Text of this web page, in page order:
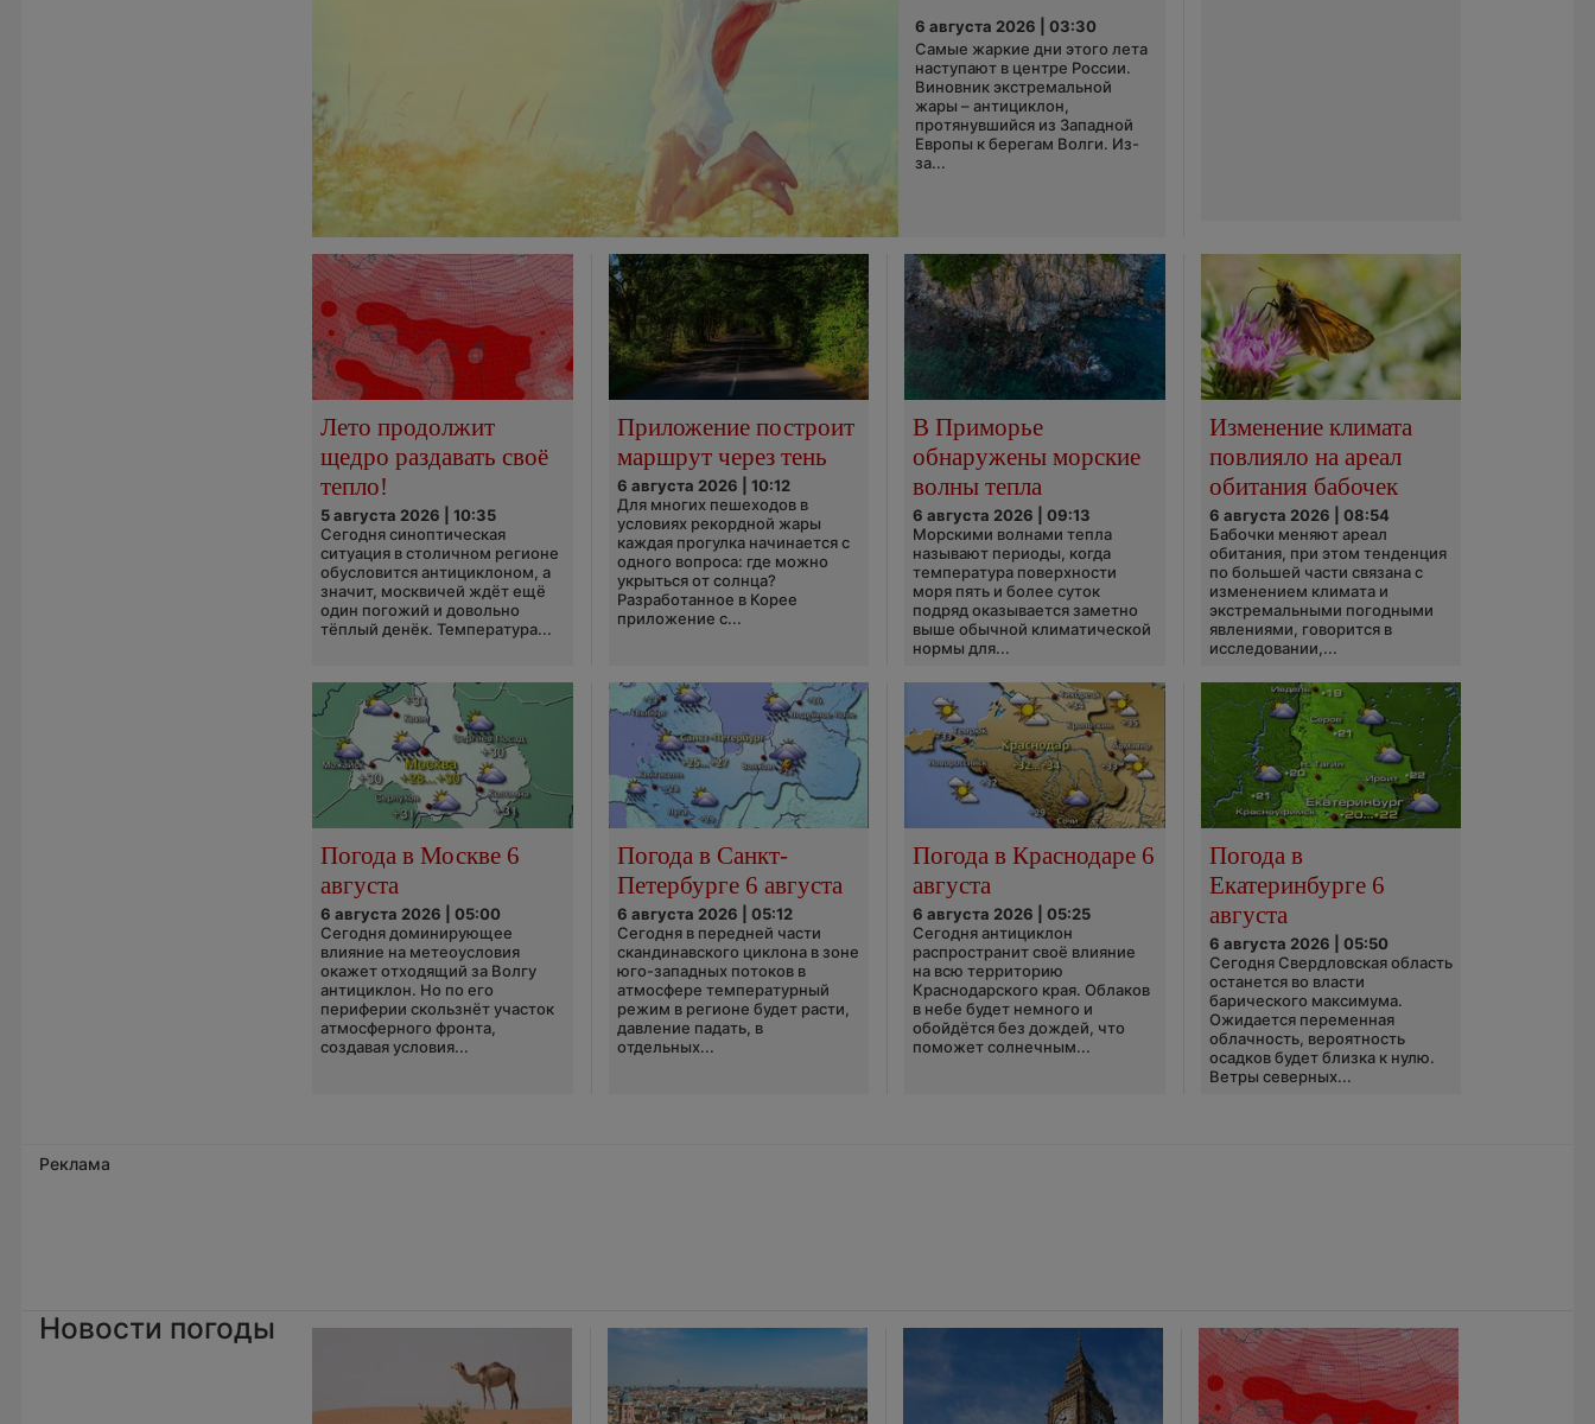
6 августа 2026 | 03:30
Самые жаркие дни этого лета
наступают в центре России.
Виновник экстремальной
жары – антициклон,
протянувшийся из Западной
Европы к берегам Волги. Из-
за...
Лето продолжит
щедро раздавать своё
тепло!
5 августа 2026 | 10:35
Сегодня синоптическая
ситуация в столичном регионе
обусловится антициклоном, а
значит, москвичей ждёт ещё
один погожий и довольно
тёплый денёк. Температура...
Приложение построит
маршрут через тень
6 августа 2026 | 10:12
Для многих пешеходов в
условиях рекордной жары
каждая прогулка начинается с
одного вопроса: где можно
укрыться от солнца?
Разработанное в Корее
приложение с...
В Приморье
обнаружены морские
волны тепла
6 августа 2026 | 09:13
Морскими волнами тепла
называют периоды, когда
температура поверхности
моря пять и более суток
подряд оказывается заметно
выше обычной климатической
нормы для...
Изменение климата
повлияло на ареал
обитания бабочек
6 августа 2026 | 08:54
Бабочки меняют ареал
обитания, при этом тенденция
по большей части связана с
изменением климата и
экстремальными погодными
явлениями, говорится в
исследовании,...
Погода в Москве 6
августа
6 августа 2026 | 05:00
Сегодня доминирующее
влияние на метеоусловия
окажет отходящий за Волгу
антициклон. Но по его
периферии скользнёт участок
атмосферного фронта,
создавая условия...
Погода в Санкт-
Петербурге 6 августа
6 августа 2026 | 05:12
Сегодня в передней части
скандинавского циклона в зоне
юго-западных потоков в
атмосфере температурный
режим в регионе будет расти,
давление падать, в
отдельных...
Погода в Краснодаре 6
августа
6 августа 2026 | 05:25
Сегодня антициклон
распространит своё влияние
на всю территорию
Краснодарского края. Облаков
в небе будет немного и
обойдётся без дождей, что
поможет солнечным...
Погода в
Екатеринбурге 6
августа
6 августа 2026 | 05:50
Сегодня Свердловская область
останется во власти
барического максимума.
Ожидается переменная
облачность, вероятность
осадков будет близка к нулю.
Ветры северных...
Реклама
Новости погоды